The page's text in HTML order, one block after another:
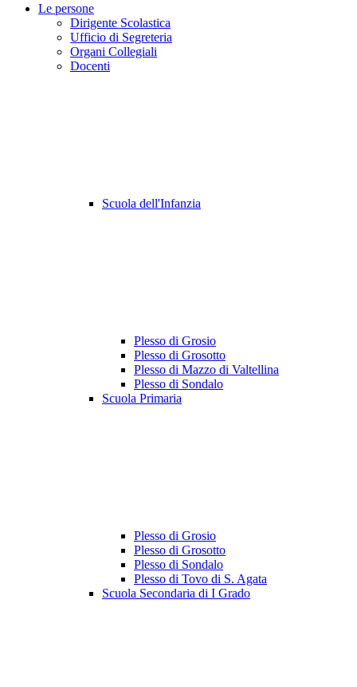
Le persone
Dirigente Scolastica
Ufficio di Segreteria
Organi Collegiali
Docenti
Scuola dell'Infanzia
Plesso di Grosio
Plesso di Grosotto
Plesso di Mazzo di Valtellina
Plesso di Sondalo
Scuola Primaria
Plesso di Grosio
Plesso di Grosotto
Plesso di Sondalo
Plesso di Tovo di S. Agata
Scuola Secondaria di I Grado